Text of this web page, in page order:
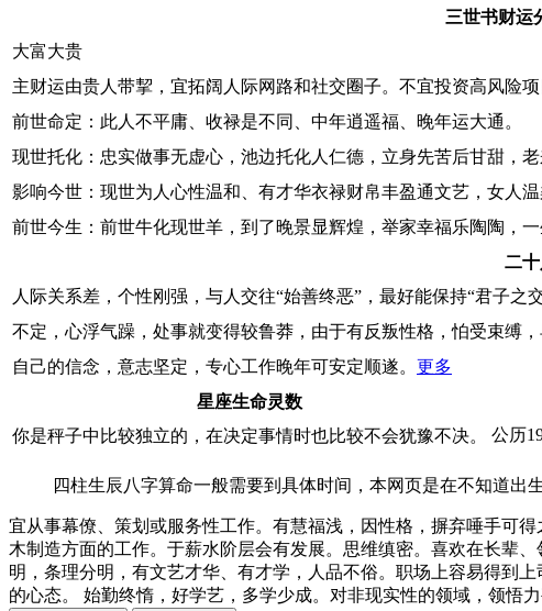
三世书财运
大富大贵
主财运由贵人带挈，宜拓阔人际网路和社交圈子。不宜投资高风险
前世命定：此人不平庸、收禄是不同、中年逍遥福、晚年运大通。
现世托化：忠实做事无虚心，池边托化人仁德，立身先苦后甘甜，老
影响今世：现世为人心性温和、有才华衣禄财帛丰盈通文艺，女人
前世今生：前世牛化现世羊，到了晚景显辉煌，举家幸福乐陶陶，一
二
人际关系差，个性刚强，与人交往“始善终恶”，最好能保持“君子
不定，心浮气躁，处事就变得较鲁莽，由于有反叛性格，怕受束缚
自己的信念，意志坚定，专心工作晚年可安定顺遂。 更多
星座生命灵数
你是秤子中比较独立的，在决定事情时也比较不会犹豫不决。
公历
四柱生辰八字算命一般需要到具体时间，本网页是在不知道出
宜从事幕僚、策划或服务性工作。有慧福浅，因性格，摒弃唾手可
木制造方面的工作。于薪水阶层会有发展。思维缜密。喜欢在长辈
明，条理分明，有文艺才华、有才学，人品不俗。职场上容易得到
的心态。 始勤终惰，好学艺，多学少成。对非现实性的领域，领悟